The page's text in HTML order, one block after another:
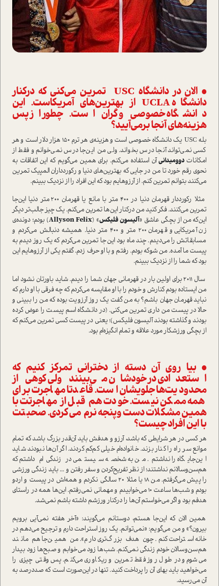
• الان در دانشگاه USC تمرین می‌کنی که در‌کنار
دانشگاه UCLA از بهترین‌های آمریکا‌ست. این
دانشگاه خصوصی و گران ا‌ست. چطور از پس
هزینه‌های آنجا برمی‌آیید؟
بله USC یک دانشگاه خصوصی ا‌ست و هزینه‌ی هر ترم ۱۵۰ هزار دلار ا‌ست و هر
کسی نمی‌تواند آنجا درس بخواند. ولی من این‌جا درس نمی‌خوانم و فقط از
امکانات دو‌و‌میدانیآن ا‌ستفاده می‌کنم. برای همین می‌گویم که این اتفاقات به‌
نحوی رقم خورد تا من در جایی که بهترین‌های دنیا و رکوردداران المپیک تمرین
می‌کنند بتوانم تمرین کنم. از آرزوهایم بود که این افراد را از نزدیک ببینم.
مثلا رکورددار قهرمان دنیا در ۴۰۰ متر با مانع یا قهرمان ۲۰۰ متر دنیا این‌جا
تمرین می‌کنند. فکر کنید من در‌کنار این‌ها تمرین می‌کنم. یک چیز جالب‌تر دیگر
این‌که من از بچگی عاشق «آلیسون فلیکس» (
Allyson Felix) بودم؛ دونده‌ی
زن آمریکایی و قهرمان ۲۰۰ متر و ۴۰۰ متر دنیا. همیشه دنبالش می‌کردم و
مسابقاتش را می‌دیدم. چند ماه بود این‌جا تمرین می‌کردم که یک روز دیدم به
پیست ما آمده. من شوکه بودم. رفتم و با او حرف زدم. گفتم یکی از آرزوهایم این
بود که شما را از نزدیک ببینم.
سال ۲۰۱۱ برای اولین بار در قهرمانی جهان شما را دیدم. شاید باورتان نشود اما
من ایستاده بودم کنارش و خودم را با او مقایسه می‌کردم که چه فرقی با او دارم که
نباید قهرمان جهان باشم؟ به من گفت یک روز آرزویت بوده که من را ببینی و
حالا در پیست من داری تمرین می‌کنی. (در دانشگاه اسم پیست را عوض کرده
بودند و گذاشته بودند آلیسون فلیکس)؛ یعنی در پیست کسی تمرین می‌کنم که
از بچگی ورزشکار مورد علاقه و تمام انگیزه‌ام بود.
• بیا روی آن دسته از دخترانی تمرکز کنیم که
ا‌ستعدادی در خودشان می‌بینند ولی کوهی از
محدودیت‌ها جلویشان ا‌ست. قاعدتا مهاجرت برای
همه ممکن نیست. خودت هم قبل از مهاجرتت با
همین مشکلات دست‌و‌پنجه نرم می‌کردی. صحبتت
با این افراد چیست؟
هر کسی در هر شرایطی که باشد، آرزو و هدفش باید آن‌قدر بزرگ باشد که تمام
موانع سر راه را کنار بزند. خانواده‌ام خیلی کم‌کم کردند. اگر آن‌ها نبودند شاید
این‌جایگاه را نداشتم. من به شخصه سیستمی در زندگی‌ام داشتم که
هم‌سن‌و‌سالانم نداشتند؛ از نظر تفریح‌کردن و سفر رفتن و ... باید زندگی ورزشی
را پیش می‌گرفتم. من ۱۸ یا مثلا ۲۰ سالگی نکردم و همه‌اش در پیست و اردو
بودم و شب‌ها ساعت ۱۰ می‌خوابیدم و مهمانی نمی‌رفتم. این‌ها همه در را‌ستای
هدفم بود و اگر می‌خوا‌ستم آن‌ها را در‌کنار ورزشم داشته باشم نمی‌شد.
همین الان که این‌جا هستم، دوستانم می‌گویند: «آخر هفته نمی‌آیی برویم
بیرون؟» و من می‌گویم: «نمی‌توانم. یک روز ا‌ستراحت دارم و ترجیح می‌دهم در
خانه ا‌ستراحت کنم. چون هدف بزرگ‌تری دارم». من همین‌جا هم مانند
هم‌سن‌و‌سالان خودم زندگی نمی‌کنم. شب‌ها زود می‌خوابم و صبح‌ها زود بیدار
می‌شوم و در طول روز فقط تمرین و ریکاوری می‌کنم. پس وقتی چیزی را
می‌خواهید باید بهای آن را پرداخت کنید. تنها در این‌صورت ا‌ست که صد‌درصد به
آن می‌رسید.